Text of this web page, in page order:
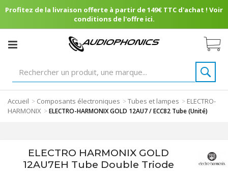
Profitez de la livraison offerte à partir de 149€ TTC d'achat ! Voir
conditions de l'offre ici.
Accueil > Composants électroniques >Tubes et lampes > ELECTRO-
HARMONIX >ELECTRO-HARMONIX GOLD 12AU7 / ECC82 Tube (Unité)
ELECTRO HARMONIX GOLD
12AU7EH Tube Double Triode